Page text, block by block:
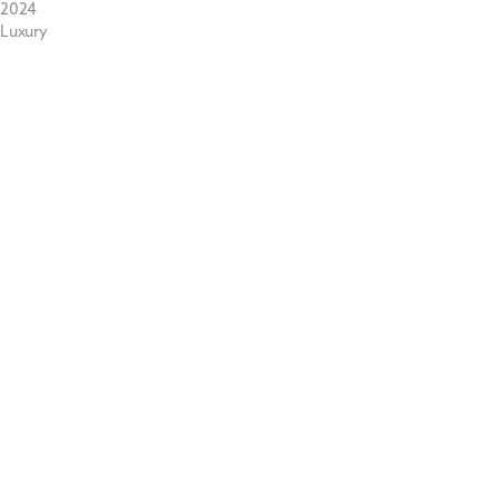
2024
Luxury